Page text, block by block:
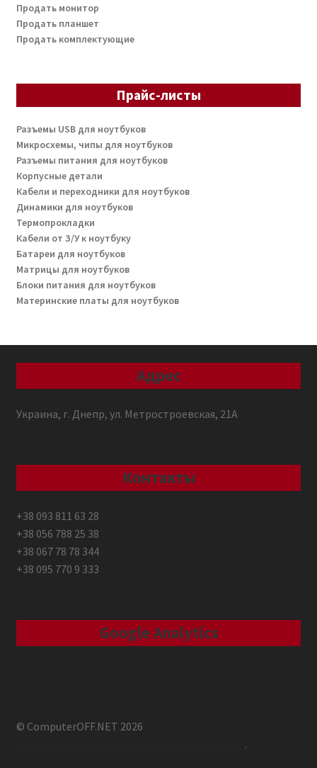
Продать монитор
Продать планшет
Продать комплектующие
Прайс-листы
Разъемы USB для ноутбуков
Микросхемы, чипы для ноутбуков
Разъемы питания для ноутбуков
Корпусные детали
Кабели и переходники для ноутбуков
Динамики для ноутбуков
Термопрокладки
Кабели от З/У к ноутбуку
Батареи для ноутбуков
Матрицы для ноутбуков
Блоки питания для ноутбуков
Материнские платы для ноутбуков
Адрес
Украина, г. Днепр, ул. Метростроевская, 21А
Контакты
+38 093 811 63 28
+38 056 788 25 38
+38 067 78 78 344
+38 095 770 9 333
Google Analytics
© ComputerOFF.NET 2026
.